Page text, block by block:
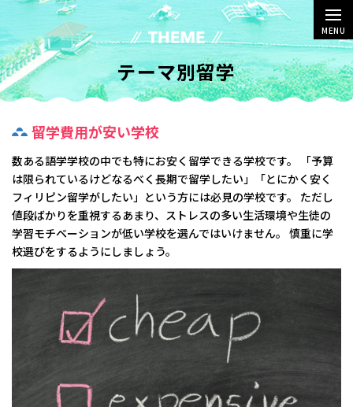
MENU
テーマ別留学
留学費用が安い学校
数ある語学学校の中でも特にお安く留学できる学校です。 「予算
は限られているけどなるべく長期で留学したい」「とにかく安く
フィリピン留学がしたい」という方には必見の学校です。 ただし
値段ばかりを重視するあまり、ストレスの多い生活環境や生徒の
学習モチベーションが低い学校を選んではいけません。 慎重に学
校選びをするようにしましょう。